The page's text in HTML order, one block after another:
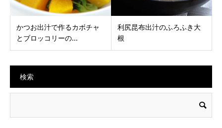
かつお出汁で作るカボチャ
とブロッコリーの...
利尻昆布出汁のふろふき大
根
検索